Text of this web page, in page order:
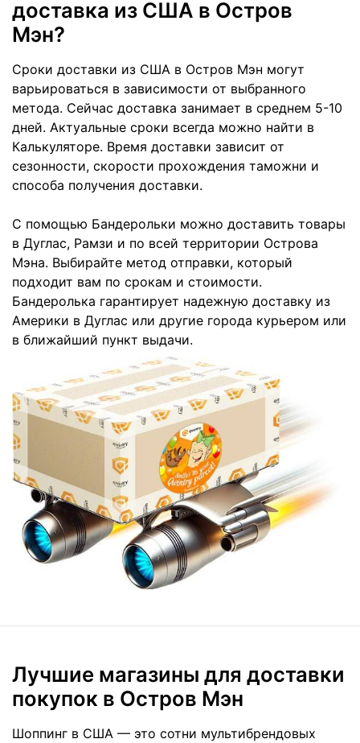
доставка из США в Остров
Мэн?
Сроки доставки из США в Остров Мэн могут
варьироваться в зависимости от выбранного
метода. Сейчас доставка занимает в среднем 5-10
дней. Актуальные сроки всегда можно найти в
Калькуляторе. Время доставки зависит от
сезонности, скорости прохождения таможни и
способа получения доставки.
С помощью Бандерольки можно доставить товары
в Дуглас, Рамзи и по всей территории Острова
Мэна. Выбирайте метод отправки, который
подходит вам по срокам и стоимости.
Бандеролька гарантирует надежную доставку из
Америки в Дуглас или другие города курьером или
в ближайший пункт выдачи.
Лучшие магазины для доставки
покупок в Остров Мэн
Шоппинг в США — это сотни мультибрендовых